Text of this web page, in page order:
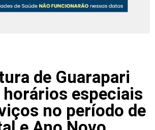
de Guarapari
especiais
no período de